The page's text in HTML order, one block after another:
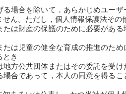
る場合を除いて，あらかじめユー
ん。ただし，個人情報保護法その
たは財産の保護のために必要があ
たは児童の健全な育成の推進のた
とき
地方公共団体またはその委託を受
場合であって，本人の同意を得る